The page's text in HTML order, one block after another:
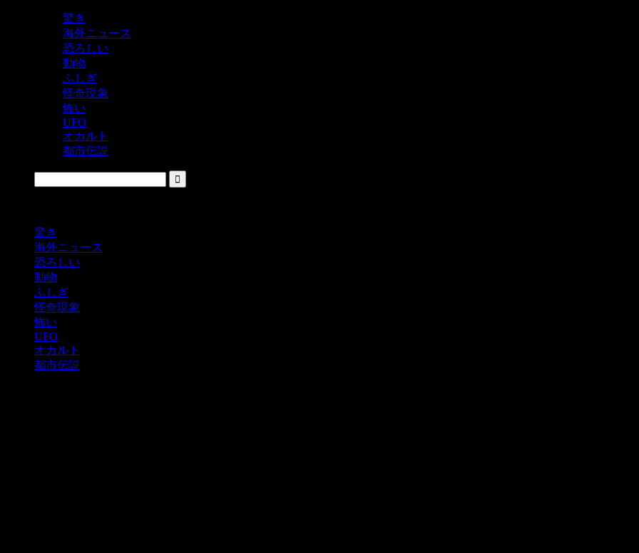
驚き
海外ニュース
恐ろしい
動物
ふしぎ
怪奇現象
怖い
UFO
オカルト
都市伝説
驚き
海外ニュース
恐ろしい
動物
ふしぎ
怪奇現象
怖い
UFO
オカルト
都市伝説